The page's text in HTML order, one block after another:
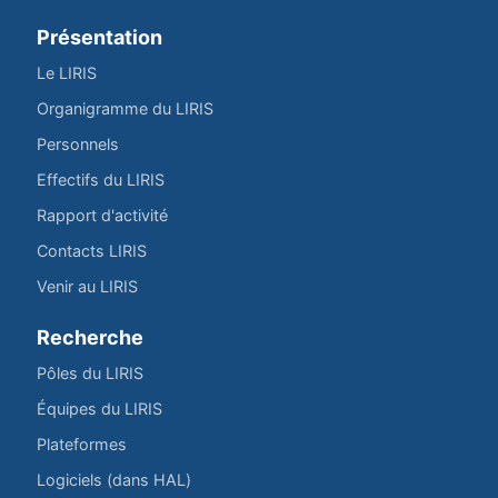
Présentation
Le LIRIS
Organigramme du LIRIS
Personnels
Effectifs du LIRIS
Rapport d'activité
Contacts LIRIS
Venir au LIRIS
Recherche
Pôles du LIRIS
Équipes du LIRIS
Plateformes
Logiciels (dans HAL)